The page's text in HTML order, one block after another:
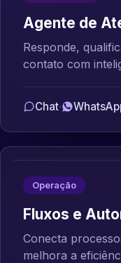
Agente de
Responde,
contato com
Chat·
Operação
Fluxos e
Conecta
melhora a